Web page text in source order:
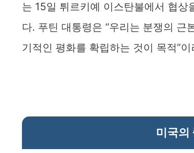
는 15일 튀르키예 이스탄불에서 협상
다. 푸틴 대통령은 “우리는 분쟁의
기적인 평화를 확립하는 것이 목적”
미국의